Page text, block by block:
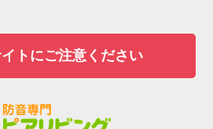
トにご注意ください